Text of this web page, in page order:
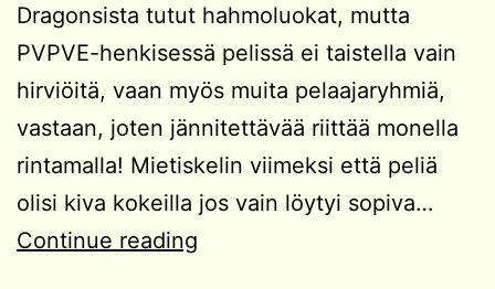
Dragonsista tutut hahmoluokat, mutta
PVPVE-henkisessä pelissä ei taistella vain
hirviöitä, vaan myös muita pelaajaryhmiä,
vastaan, joten jännitettävää riittää monella
rintamalla! Mietiskelin viimeksi että peliä
olisi kiva kokeilla jos vain löytyi sopiva…
Continue reading